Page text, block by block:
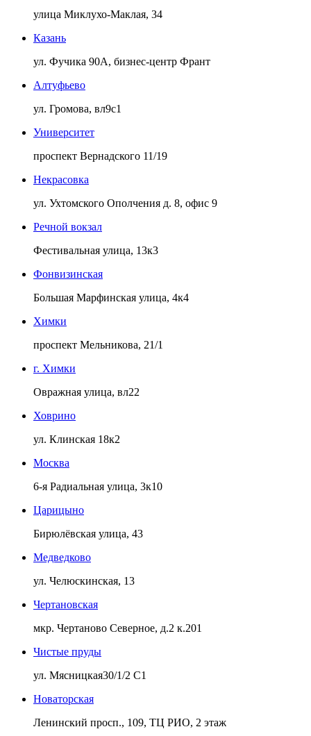
улица Миклухо-Маклая, 34
Казань
ул. Фучика 90А, бизнес-центр Франт
Алтуфьево
ул. Громова, вл9с1
Университет
проспект Вернадского 11/19
Некрасовка
ул. Ухтомского Ополчения д. 8, офис 9
Речной вокзал
Фестивальная улица, 13к3
Фонвизинская
Большая Марфинская улица, 4к4
Химки
проспект Мельникова, 21/1
г. Химки
Овражная улица, вл22
Ховрино
ул. Клинская 18к2
Москва
6-я Радиальная улица, 3к10
Царицыно
Бирюлёвская улица, 43
Медведково
ул. Челюскинская, 13
Чертановская
мкр. Чертаново Северное, д.2 к.201
Чистые пруды
ул. Мясницкая30/1/2 С1
Новаторская
Ленинский просп., 109, ТЦ РИО, 2 этаж